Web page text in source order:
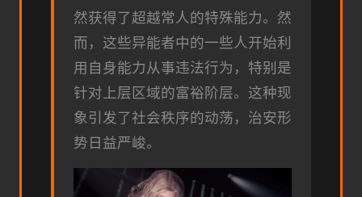
然获得了超越常人的特殊能力。然
而，这些异能者中的一些人开始利
用自身能力从事违法行为，特别是
针对上层区域的富裕阶层。这种现
象引发了社会秩序的动荡，治安形
势日益严峻。